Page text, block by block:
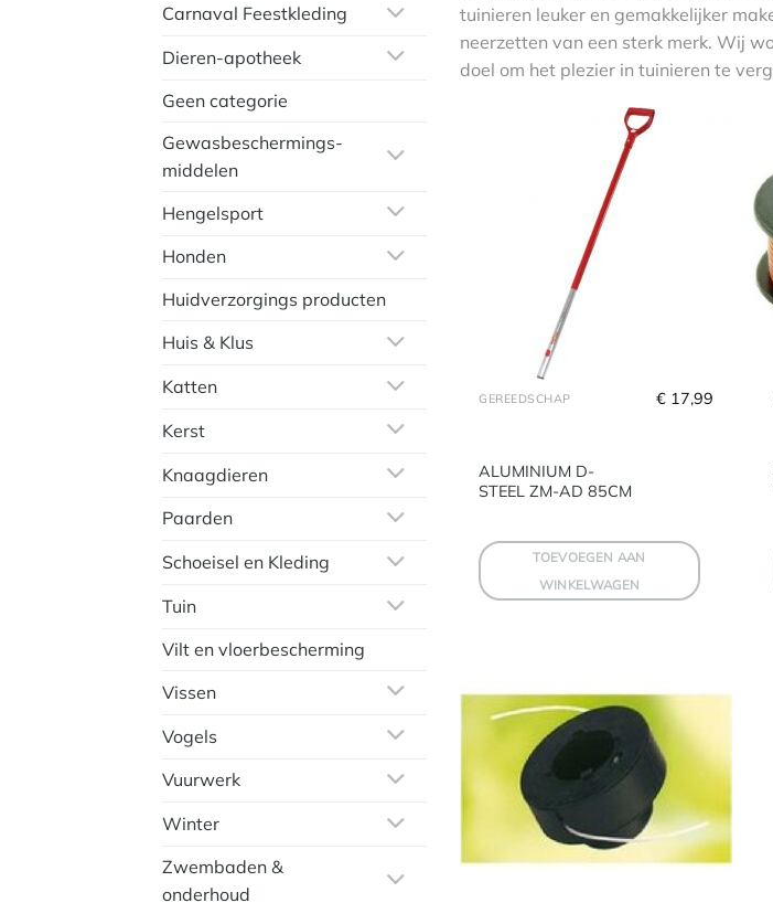
Carnaval Feestkleding
Dieren-apotheek
Geen categorie
Gewasbeschermings-
middelen
Hengelsport
Honden
Huidverzorgings producten
Huis & Klus
Katten
Kerst
Knaagdieren
Paarden
Schoeisel en Kleding
Tuin
Vilt en vloerbescherming
Vissen
Vogels
Vuurwerk
Winter
Zwembaden &
onderhoud
tuinieren leuker en gemakkelijker
neerzetten van een sterk merk. Wij
doel om het plezier in tuinieren te
GEREEDSCHAP
ALUMINIUM D-
STEEL ZM-AD 85CM
€ 17,99
TOEVOEGEN AAN
WINKELWAGEN